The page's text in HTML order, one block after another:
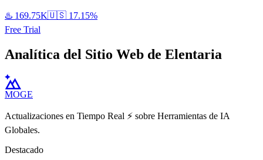
♨️ 169.75K🇺🇸 17.15%
Free Trial
Analítica del Sitio Web de Elentaria
MOGE
Actualizaciones en Tiempo Real ⚡️ sobre Herramientas de IA
Globales.
Destacado